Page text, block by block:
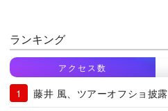
ランキング
アクセス数
藤井 風、ツアーオフショ披露